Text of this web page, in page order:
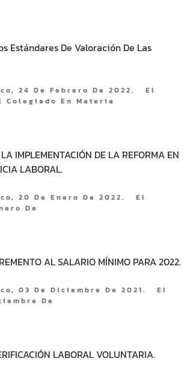
Estándares De Valoración De Las
24 De Febrero De 2022. El
Colegiado En Materia
IMPLEMENTACIÓN DE LA REFORMA EN
LABORAL.
20 De Enero De 2022. El
De
AL SALARIO MÍNIMO PARA 2022.
03 De Diciembre De 2021. El
De
LABORAL VOLUNTARIA.